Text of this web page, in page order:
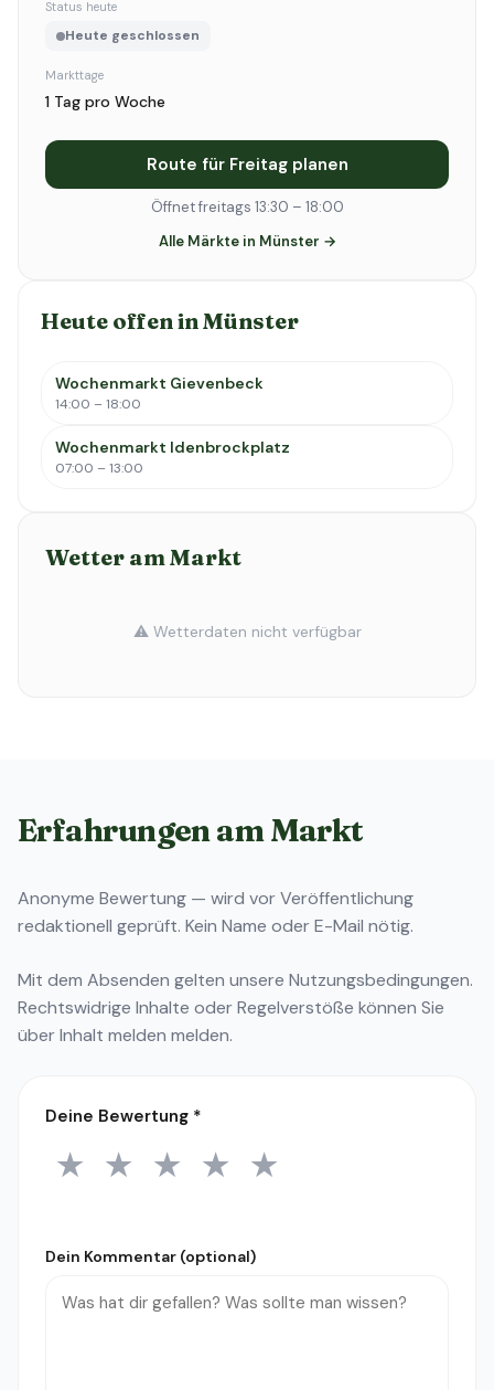
Status heute
Heute geschlossen
Markttage
1 Tag pro Woche
Route für Freitag planen
Öffnet freitags 13:30 – 18:00
Alle Märkte in Münster →
Heute offen in Münster
Wochenmarkt Gievenbeck
14:00 – 18:00
Wochenmarkt Idenbrockplatz
07:00 – 13:00
Wetter am Markt
⚠️ Wetterdaten nicht verfügbar
Erfahrungen am Markt
Anonyme Bewertung — wird vor Veröffentlichung
redaktionell geprüft. Kein Name oder E-Mail nötig.
Mit dem Absenden gelten unsere Nutzungsbedingungen.
Rechtswidrige Inhalte oder Regelverstöße können Sie
überInhalt melden melden.
Deine Bewertung *
1 Stern
★ 2 Sterne
★ 3 Sterne
★ 4 Sterne
★ 5 Sterne
★
Dein Kommentar (optional)